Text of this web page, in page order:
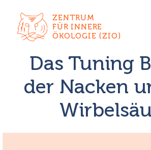
ZENTRUM
FÜR INNERE
ÖKOLOGIE (ZIO)
Das Tuning
der Nacken